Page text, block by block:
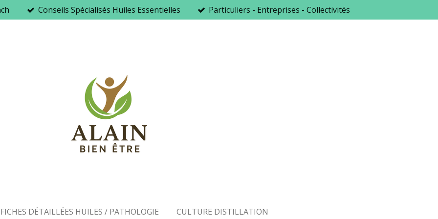
Conseils Spécialisés Huiles Essentielles Particuliers - Entreprises - Collectivités
FICHES DÉTAILLÉES HUILES / PATHOLOGIE
CULTURE DISTILLATION